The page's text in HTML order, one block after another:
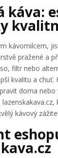
káva:
kávomilcem,
pražené a
filtr nebo
kvalitu a chuť.
doma
kávový